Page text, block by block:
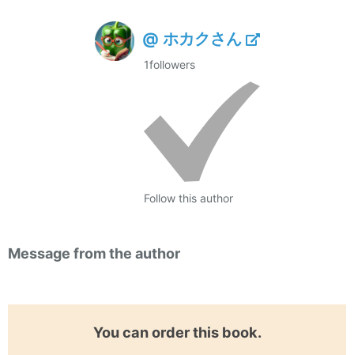
@ ホカクさん
1followers
Follow this author
Message from the author
You can order this book.